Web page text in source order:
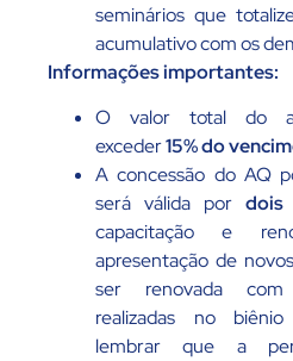
seminários que
acumulativo com os
Informações importantes:
O valor total do
exceder15% do
A concessão do AQ
será válida por dois
capacitação e
apresentação de
ser renovada com
realizadas no
lembrar que a